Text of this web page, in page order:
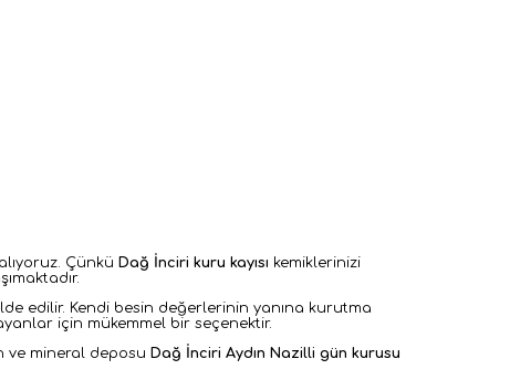
Çünkü Dağ İnciri kuru kayısı kemiklerinizi
edilir. Kendi besin değerlerinin yanına kurutma
için mükemmel bir seçenektir.
ve mineral deposu Dağ İnciri Aydın Nazilli gün kurusu